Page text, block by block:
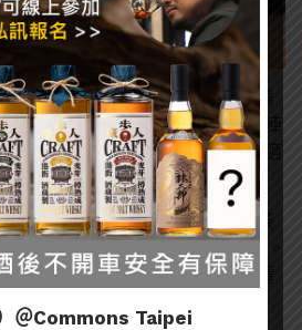
當有趣，是少見適合進行再調
是可以，其實直接喝還挺像前陣
，純喝的話檸檬絕對比原味更適
要有太多風味、清爽的人。
了，這次嘗試的三種結果是茶
漿）> 果汁（基本上不推薦）。
單，喝起來也是比較不甜，清
。
＠Commons Taipei